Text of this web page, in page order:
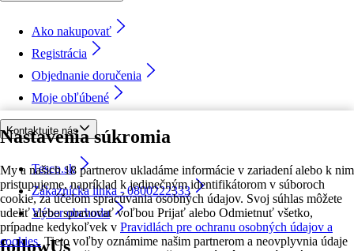
Nastavenia súkromia
My a našich 18 partnerov ukladáme informácie v zariadení alebo k nim
pristupujeme, napríklad k jedinečným identifikátorom v súboroch
cookie, za účelom spracúvania osobných údajov. Svoj súhlas môžete
udeliť alebo spravovať voľbou Prijať alebo Odmietnuť všetko,
prípadne kedykoľvek v Pravidlách pre ochranu osobných údajov a
cookies. Tieto voľby oznámime našim partnerom a neovplyvnia údaje
Ako nakupovať
Registrácia
Objednanie doručenia
Moje obľúbené
Kontaktujte nás
Tesco.sk
Zákaznícka linka - 0800222333
Výber obchodu
followUs